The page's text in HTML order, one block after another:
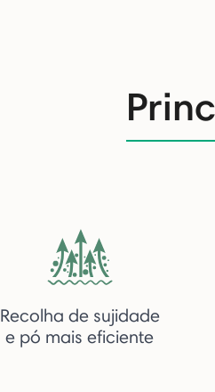
Recolha de sujidade
e pó mais eficiente